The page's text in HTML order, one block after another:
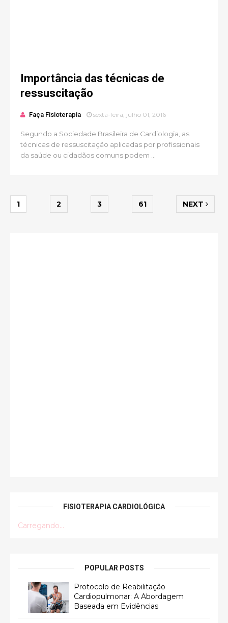
Importância das técnicas de
ressuscitação
Faça Fisioterapia sexta-feira, julho 01, 2016
Segundo a Sociedade Brasileira de Cardiologia, as
técnicas de ressuscitação aplicadas por profissionais
da saúde ou cidadãos comuns podem ...
1 2 3 61 NEXT
FISIOTERAPIA CARDIOLÓGICA
Carregando...
POPULAR POSTS
Protocolo de Reabilitação
Cardiopulmonar: A Abordagem
Baseada em Evidências